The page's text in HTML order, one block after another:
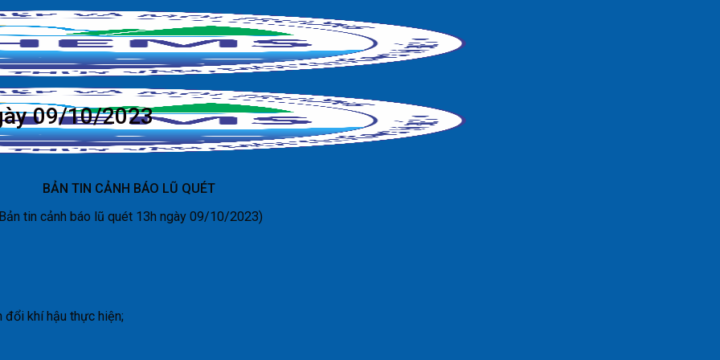
09/10/2023
BẢN TIN CẢNH BÁO LŨ QUÉT
tin cảnh báo lũ quét 13h ngày 09/10/2023)
đổi khí hậu thực hiện;